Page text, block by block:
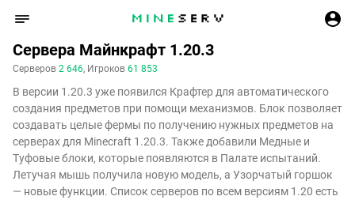
Сервера Майнкрафт 1.20.3
Серверов 2 646, Игроков 61 853
В версии 1.20.3 уже появился Крафтер для автоматического
создания предметов при помощи механизмов. Блок позволяет
создавать целые фермы по получению нужных предметов на
серверах для Minecraft 1.20.3. Также добавили Медные и
Туфовые блоки, которые появляются в Палате испытаний.
Летучая мышь получила новую модель, а Узорчатый горшок
— новые функции. Список серверов по всем версиям 1.20 есть